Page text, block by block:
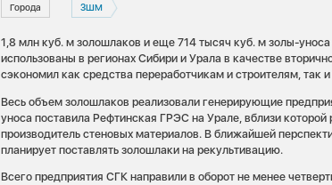
Города ЗШМ
1,8 млн куб. м золошлаков и еще 714 тысяч куб. м золы-
использованы в регионах Сибири и Урала в качестве
сэкономил как средства переработчикам и строителям, так
Весь объем золошлаков реализовали генерирующие
уноса поставила Рефтинская ГРЭС на Урале, вблизи
производитель стеновых материалов. В ближайшей
планирует поставлять золошлаки на рекультивацию.
Всего предприятия СГК направили в оборот не менее